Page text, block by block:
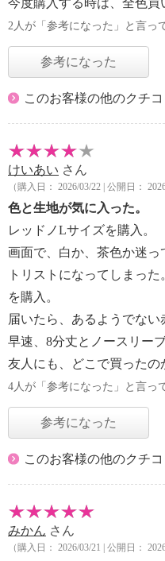
今度購入する時は、全色買
2人が「参考になった」と言っ
参考になった
このお客様の他のクチ
けいあい さん
（購入日： 2026/03/22 | 公開日：
色と生地が気に入った。
レッドノLサイズを購入。
画面で、白か、茶色か迷っ
トリストになってしまっ
を購入。
届いたら、あるようでない
早速、8分丈とノースリー
友人にも、どこで買ったの
4人が「参考になった」と言っ
参考になった
このお客様の他のクチ
みかん さん
（購入日： 2026/03/21 | 公開日：